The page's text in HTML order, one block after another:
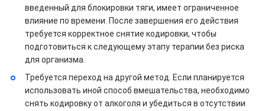
введенный для блокировки тяги, имеет ограниченное
влияние по времени. После завершения его действия
требуется корректное снятие кодировки, чтобы
подготовиться к следующему этапу терапии без риска
для организма.
Требуется переход на другой метод. Если планируется
использовать иной способ вмешательства, необходимо
снять кодировку от алкоголя и убедиться в отсутствии